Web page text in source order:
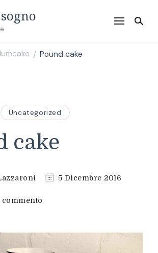
/ Pound cake
Uncategorized
cake
5 Dicembre 2016